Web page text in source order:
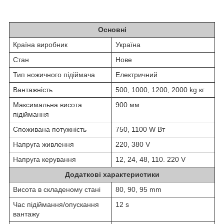
Основні
Країна виробник
Україна
Стан
Нове
Тип ножичного підіймача
Електричний
Вантажність
500, 1000, 1200, 2000 kg кг
Максимальна висота
підіймання
900 мм
Споживана потужність
750, 1100 W Вт
Напруга живлення
220, 380 V
Напруга керування
12, 24, 48, 110. 220 V
Додаткові характеристики
Висота в складеному стані
80, 90, 95 mm
Час підіймання/опускання
вантажу
12 s